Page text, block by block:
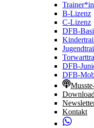
Trainer*in
B-Lizenz
C-Lizenz
DFB-
DFB-
DFB-
Kontakt